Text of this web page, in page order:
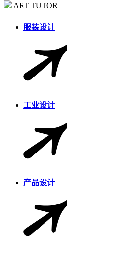
ART TUTOR
服装设计
工业设计
产品设计